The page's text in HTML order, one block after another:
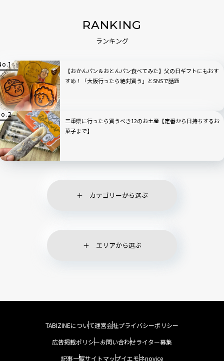
RANKING
ランキング
【おかんパン＆おとんパン食べてみた】父の日ギフトにもおす
すめ！「大阪行ったら絶対買う」とSNSで話題
三重県に行ったら買うべき12のお土産【定番から日持ちするお
菓子まで】
カテゴリーから選ぶ
エリアから選ぶ
TABIZINEについて運営会社プライバシーポリシー
広告掲載ポリシーお問い合わせライター募集
記事一覧サイトマップイエモネnovice